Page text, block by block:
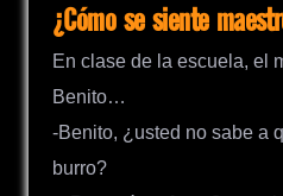
¿Cómo se siente
En clase de la escuela, el
Benito…
-Benito, ¿usted no sabe a
burro?